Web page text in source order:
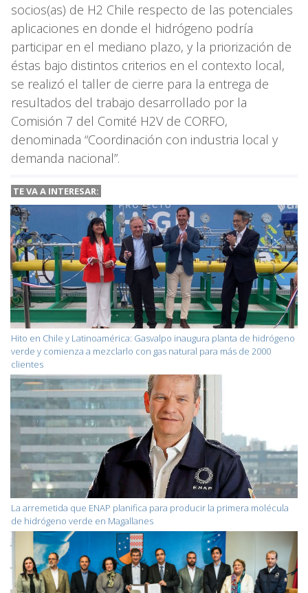
socios(as) de H2 Chile respecto de las potenciales
aplicaciones en donde el hidrógeno podría
participar en el mediano plazo, y la priorización de
éstas bajo distintos criterios en el contexto local,
se realizó el taller de cierre para la entrega de
resultados del trabajo desarrollado por la
Comisión 7 del Comité H2V de CORFO,
denominada “Coordinación con industria local y
demanda nacional”.
TE VA A INTERESAR:
Hito en Chile y Latinoamérica: Gasvalpo inaugura planta de hidrógeno
verde y comienza a mezclarlo con gas natural para más de 2000
clientes
La arremetida que ENAP planifica para producir la primera molécula
de hidrógeno verde en Magallanes